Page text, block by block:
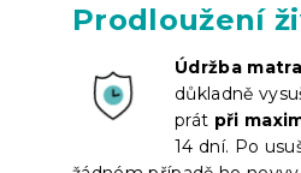
Prodloužení
Údržba
důkladně
prát při
14 dní. Po